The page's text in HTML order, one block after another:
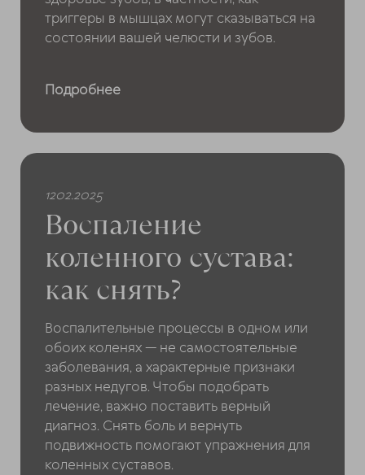
триггеры в мышцах могут сказываться на
состоянии вашей челюсти и зубов.
Подробнее
1202.2025
Воспаление
коленного сустава:
как снять?
Воспалительные процессы в одном или
обоих коленях — не самостоятельные
заболевания, а характерные признаки
разных недугов. Чтобы подобрать
лечение, важно поставить верный
диагноз. Снять боль и вернуть
подвижность помогают упражнения для
коленных суставов.